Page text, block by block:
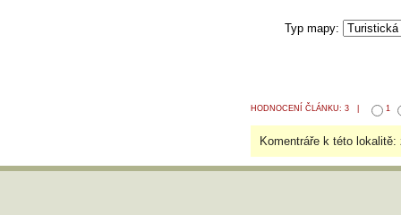
HODNOCENÍ ČLÁNKU: 3 | 1
Komentráře k této